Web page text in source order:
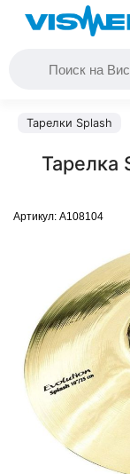
Тарелки Splash
Тарелка
Артикул: A108104